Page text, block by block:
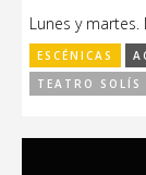
Lunes y
ESCÉNICAS
TEATRO